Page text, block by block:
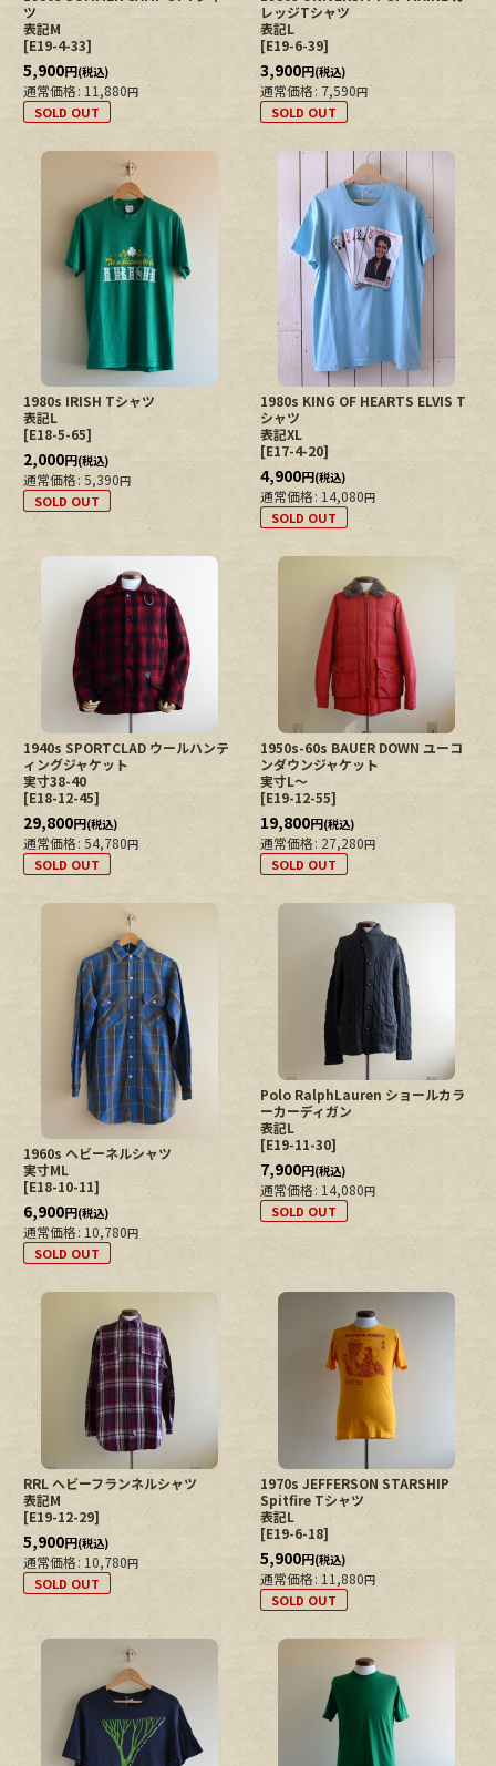
ツ
表記M
[E19-4-33]
5,900円(税込)
通常価格: 11,880円
SOLD OUT
レッジTシャツ
表記L
[E19-6-39]
3,900円(税込)
通常価格: 7,590円
SOLD OUT
1980s IRISH Tシャツ
表記L
[E18-5-65]
2,000円(税込)
通常価格: 5,390円
SOLD OUT
1980s KING OF HEARTS ELVIS T
シャツ
表記XL
[E17-4-20]
4,900円(税込)
通常価格: 14,080円
SOLD OUT
1940s SPORTCLAD ウールハンテ
ィングジャケット
実寸38-40
[E18-12-45]
29,800円(税込)
通常価格: 54,780円
SOLD OUT
1950s-60s BAUER DOWN ユーコ
ンダウンジャケット
実寸L〜
[E19-12-55]
19,800円(税込)
通常価格: 27,280円
SOLD OUT
1960s ヘビーネルシャツ
実寸ML
[E18-10-11]
6,900円(税込)
通常価格: 10,780円
SOLD OUT
Polo RalphLauren ショールカラ
ーカーディガン
表記L
[E19-11-30]
7,900円(税込)
通常価格: 14,080円
SOLD OUT
RRL ヘビーフランネルシャツ
表記M
[E19-12-29]
5,900円(税込)
通常価格: 10,780円
SOLD OUT
1970s JEFFERSON STARSHIP
Spitfire Tシャツ
表記L
[E19-6-18]
5,900円(税込)
通常価格: 11,880円
SOLD OUT